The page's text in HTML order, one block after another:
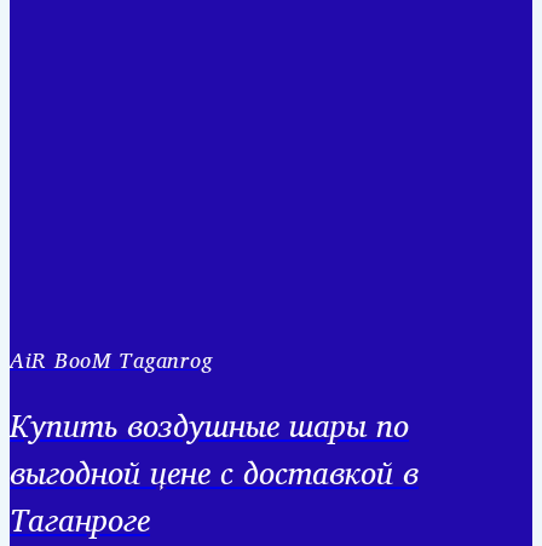
AiR BooM Taganrog
Купить воздушные шары по
выгодной цене с доставкой в
Таганроге